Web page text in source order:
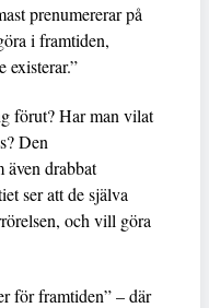
prenumererar på
i framtiden,
existerar.”
förut? Har man vilat
Den
även drabbat
ser att de själva
och vill göra
för framtiden” – där